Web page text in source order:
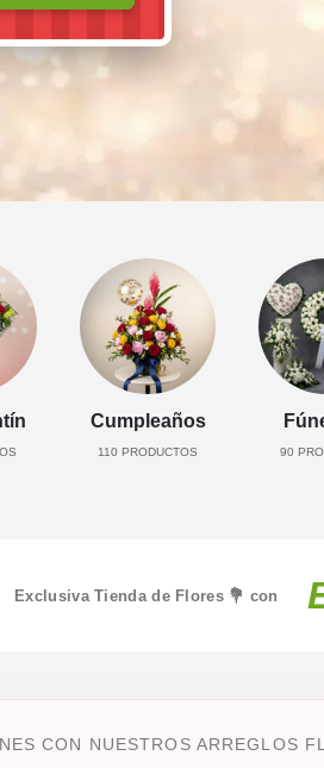
Cumpleaños
110 PRODUCTOS 90
Exclusiva Tienda de Flores 💐 con
CON NUESTROS ARREGLOS